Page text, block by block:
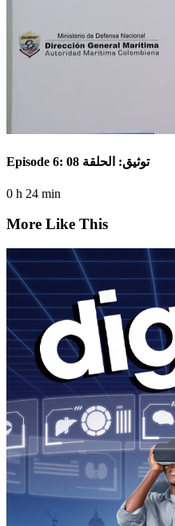
Episode 6: توثيق: الحلقة 08
0 h 24 min
More Like This